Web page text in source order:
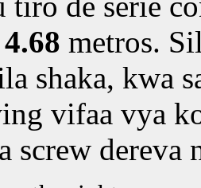
4.68 metros.
shaka, kwa
vifaa vya
screw